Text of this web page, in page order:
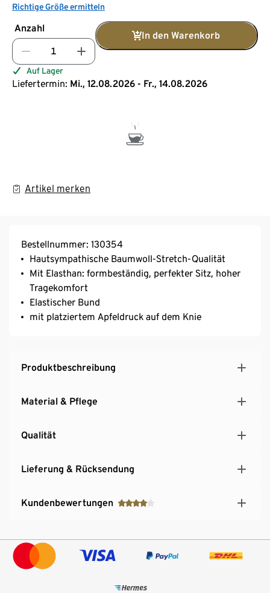
Richtige Größe ermitteln
Anzahl
In den Warenkorb
Auf Lager
Liefertermin: Mi., 12.08.2026 - Fr., 14.08.2026
Artikel merken
Bestellnummer: 130354
Hautsympathische Baumwoll-Stretch-Qualität
Mit Elasthan: formbeständig, perfekter Sitz, hoher
Tragekomfort
Elastischer Bund
mit platziertem Apfeldruck auf dem Knie
Produktbeschreibung
Material & Pflege
Qualität
Lieferung & Rücksendung
Kundenbewertungen